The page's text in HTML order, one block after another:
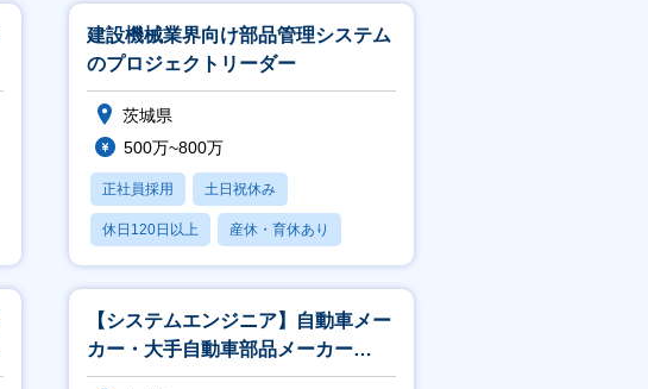
建設機械業界向け部品管理システム
のプロジェクトリーダー
茨城県
500万~800万
正社員採用 土日祝休み
休日120日以上 産休・育休あり
賞与あり
【システムエンジニア】自動車メー
カー・大手自動車部品メーカー
(Tier1)向けモデルベース開発